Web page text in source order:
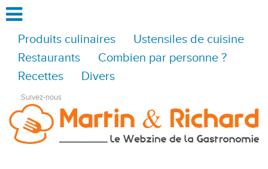
Produits culinaires
Ustensiles de cuisine
Restaurants
Combien par personne ?
Recettes
Divers
Suivez-nous